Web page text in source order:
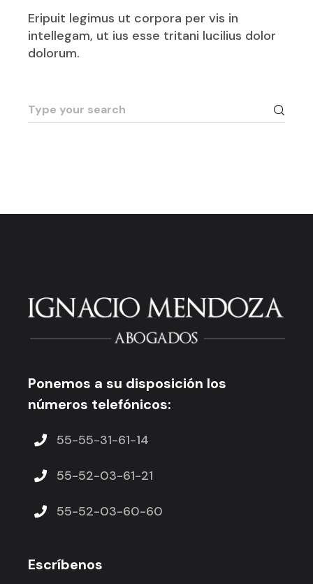
Eripuit legimus ut corpora per vis in
intellegam, ut ius esse tritani lucilius dolor
dolorum.
Ponemos a su disposición los
números telefónicos:
55-55-31-61-14
55-52-03-61-21
55-52-03-60-60
Escríbenos